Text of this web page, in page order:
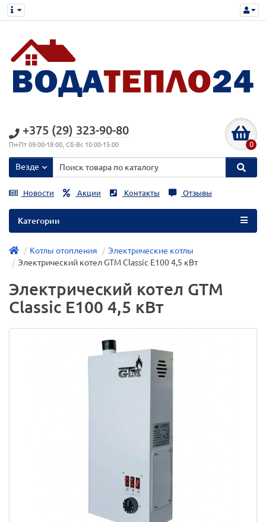
+375 (29) 323-90-80
Пн-Пт 09:00-18:00, Сб-Вс 10:00-15:00 0
Везде
Новости Акции Контакты Отзывы
Категории
Котлы отопления
Электрические котлы
Электрический котел GTM Classic E100 4,5 кВт
Электрический котел GTM
Classic E100 4,5 кВт